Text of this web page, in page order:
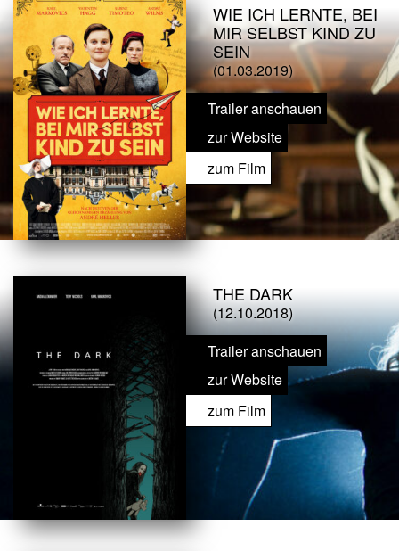
WIE ICH LERNTE, BEI
MIR SELBST KIND ZU
SEIN
(01.03.2019)
Trailer anschauen
zur Website
zum Film
THE DARK
(12.10.2018)
Trailer anschauen
zur Website
zum Film